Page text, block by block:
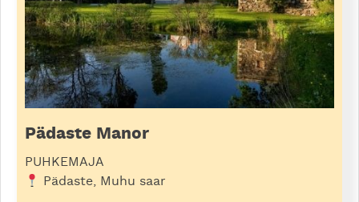
Pädaste Manor
PUHKEMAJA
Pädaste, Muhu saar